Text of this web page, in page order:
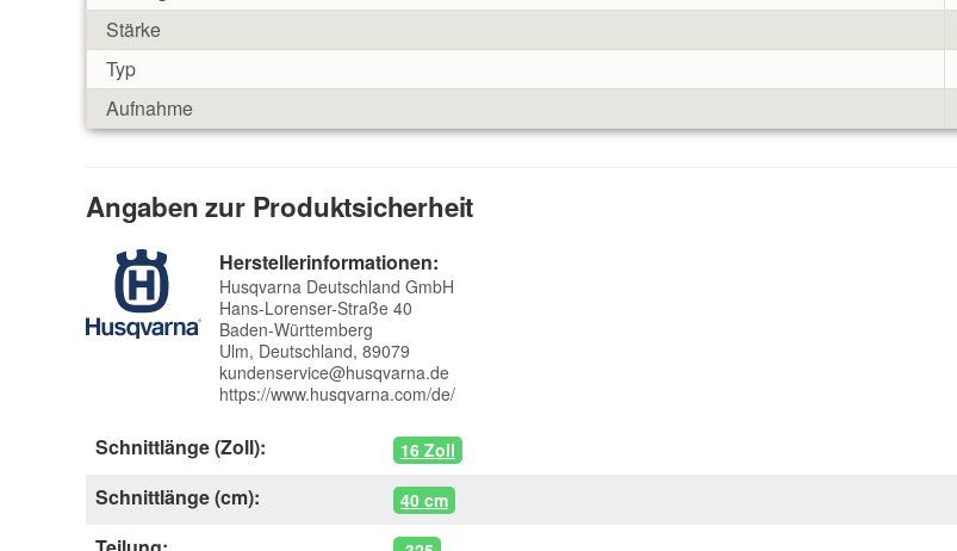
Stärke
Typ
Aufnahme
Angaben zur Produktsicherheit
Herstellerinformationen:
Husqvarna Deutschland GmbH
Hans-Lorenser-Straße 40
Baden-Württemberg
Ulm, Deutschland, 89079
kundenservice@husqvarna.de
https://www.husqvarna.com/de/
Schnittlänge (Zoll): 16 Zoll
Schnittlänge (cm): 40 cm